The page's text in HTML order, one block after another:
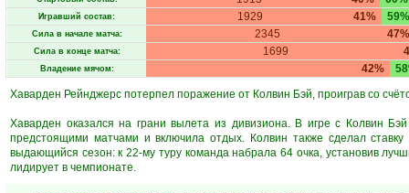
Игравший состав: 41%
1929 59%
Сила в начале матча: 47%
2345
Сила в конце матча: 1699
Владение мячом: 42%
Хаварден Рейнджерс потерпел поражение от Колвин Бэй, проиграв со
Хаварден оказался на грани вылета из дивизиона. В игре с Колвин
предстоящими матчами и включила отдых. Колвин также сделал
выдающийся сезон: к 22-му туру команда набрала 64 очка, установив
лидирует в чемпионате.